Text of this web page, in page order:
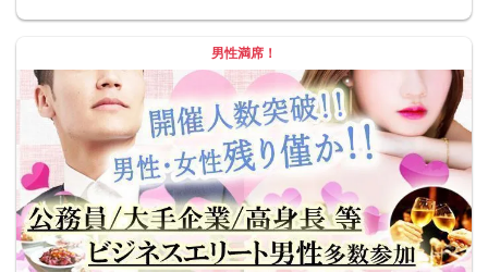
男性満席！